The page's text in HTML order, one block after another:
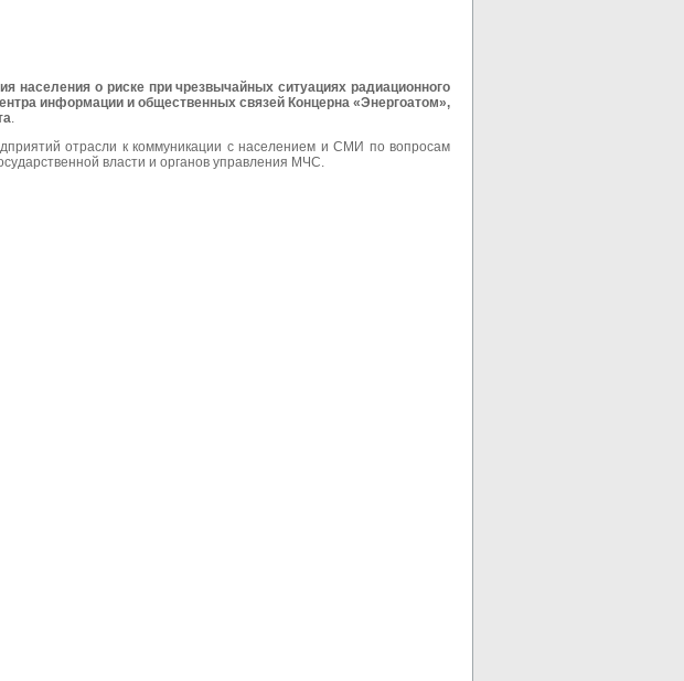
населения о риске при чрезвычайных ситуациях радиационного
информации и общественных связей Концерна «Энергоатом»,
.
отрасли к коммуникации с населением и СМИ по вопросам
власти и органов управления МЧС.